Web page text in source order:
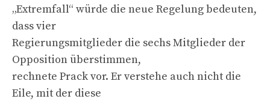
„Extremfall“ würde die neue Regelung bedeuten,
dass vier
Regierungsmitglieder die sechs Mitglieder der
Opposition überstimmen,
rechnete Prack vor. Er verstehe auch nicht die
Eile, mit der diese